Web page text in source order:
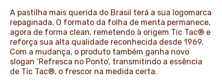
A pastilha mais querida do Brasil terá a sua logomarca
repaginada. O formato da folha de menta permanece,
agora de forma clean, remetendo à origem Tic Tac® e
reforça sua alta qualidade reconhecida desde 1969.
Com a mudança, o produto também ganha novo
slogan ‘Refresca no Ponto’, transmitindo a essência
de Tic Tac®, o frescor na medida certa.